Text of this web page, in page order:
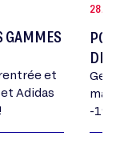
GAMMES
et
Adidas
28
DE
-